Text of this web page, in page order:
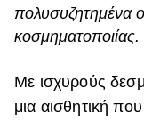
Cooking
Green
Αφιερώματα
πολυσυζητημένα
κοσμηματοποιίας.
Με ισχυρούς
μια αισθητική